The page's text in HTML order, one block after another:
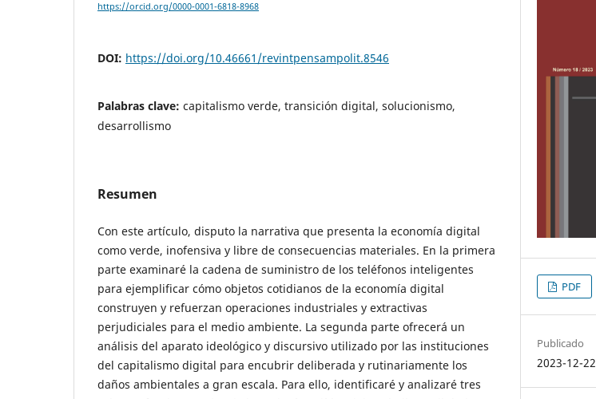
https://orcid.org/0000-0001-6818-8968
DOI: https://doi.org/10.46661/revintpensampolit.8546
Palabras clave: capitalismo verde, transición digital, solucionismo,
desarrollismo
Resumen
Con este artículo, disputo la narrativa que presenta la economía digital
como verde, inofensiva y libre de consecuencias materiales. En la primera
parte examinaré la cadena de suministro de los teléfonos inteligentes
para ejemplificar cómo objetos cotidianos de la economía digital
construyen y refuerzan operaciones industriales y extractivas
perjudiciales para el medio ambiente. La segunda parte ofrecerá un
análisis del aparato ideológico y discursivo utilizado por las instituciones
del capitalismo digital para encubrir deliberada y rutinariamente los
daños ambientales a gran escala. Para ello, identificaré y analizaré tres
PDF
Publicado
2023-12-22